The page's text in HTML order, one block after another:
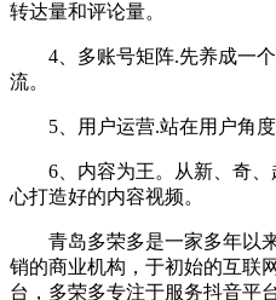
转达量和评论量。
4、多账号矩阵.先养成一个
流。
5、用户运营.站在用户角度
6、内容为王。从新、奇、
心打造好的内容视频。
青岛多荣多是一家多年以来
销的商业机构，于初始的互联
台，多荣多专注于服务抖音平